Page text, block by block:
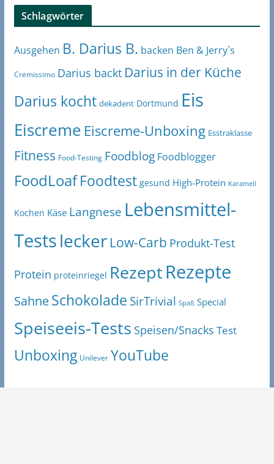
Schlagwörter
Ausgehen B. Darius B. backen Ben & Jerry´s
Cremissimo Darius backt Darius in der Küche
Darius kocht dekadent Dortmund Eis
Eiscreme Eiscreme-Unboxing Esstraklasse
Fitness Food-Testing Foodblog Foodblogger
FoodLoaf Foodtest gesund High-Protein Karamell
Kochen Käse Langnese Lebensmittel-
Testslecker Low-Carb Produkt-Test
Protein proteinriegel RezeptRezepte
SahneSchokolade SirTrivial Spaß Special
Speiseeis-Tests Speisen/Snacks Test
Unboxing Unilever YouTube